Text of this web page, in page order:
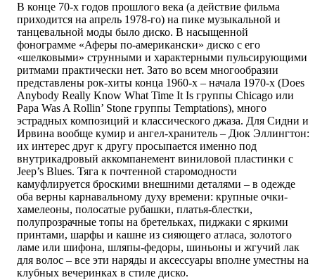
В конце 70-х годов прошлого века (а действие фильма
приходится на апрель 1978-го) на пике музыкальной и
танцевальной моды было диско. В насыщенной
фонограмме «Аферы по-американски» диско с его
«шелковыми» струнными и характерными пульсирующими
ритмами практически нет. Зато во всем многообразии
представлены рок-хиты конца 1960-х – начала 1970-х (Does
Anybody Really Know What Time It Is группы Chicago или
Papa Was A Rollin’ Stone группы Temptations), много
эстрадных композиций и классического джаза. Для Сидни и
Ирвина вообще кумир и ангел-хранитель – Дюк Эллингтон:
их интерес друг к другу просыпается именно под
внутрикадровый аккомпанемент виниловой пластинки с
Jeep’s Blues. Тяга к почтенной старомодности
камуфлируется броскими внешними деталями – в одежде
оба верны карнавальному духу времени: крупные очки-
хамелеоны, полосатые рубашки, платья-блестки,
полупрозрачные топы на бретельках, пиджаки с яркими
принтами, шарфы и кашне из сияющего атласа, золотого
ламе или шифона, шляпы-федоры, шиньоны и жгучий лак
для волос – все эти наряды и аксессуары вполне уместны на
клубных вечеринках в стиле диско.